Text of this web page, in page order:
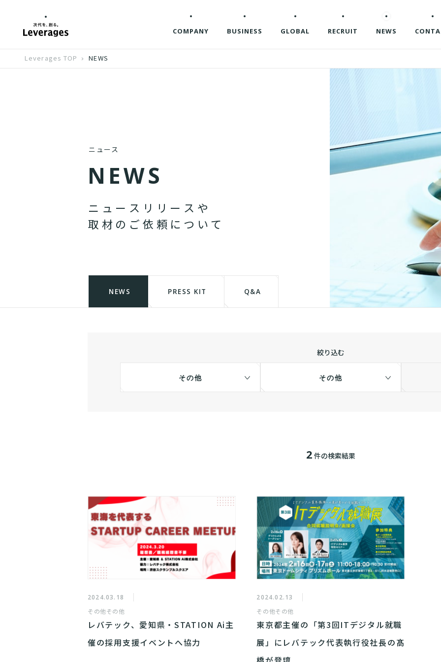
COMPANY BUSINESS GLOBAL RECRUIT NEWS
Leverages TOP NEWS
ニュース
N EWS
ニ ュ ー ス リ リ ー ス や
取 材 の ご 依 頼 に つ い て
NEWS PRESS KIT Q&A
絞り込む
その他 その他
2 件の検索結果
2024.03.18
その他その他
レバテック、愛知県・STATION Ai主
催の採用支援イベントへ協力
2024.02.13
その他その他
東京都主催の「第3回ITデジタル就職
展」にレバテック代表執行役社長の髙